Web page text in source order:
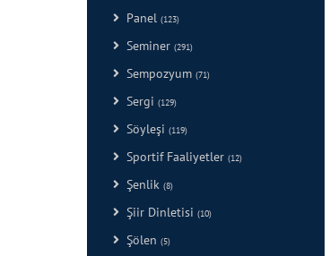
Panel (123)
Seminer (291)
Sempozyum (71)
Sergi (129)
Söyleşi (119)
Sportif Faaliyetler (12)
Şenlik (8)
Şiir Dinletisi (10)
Şölen (5)